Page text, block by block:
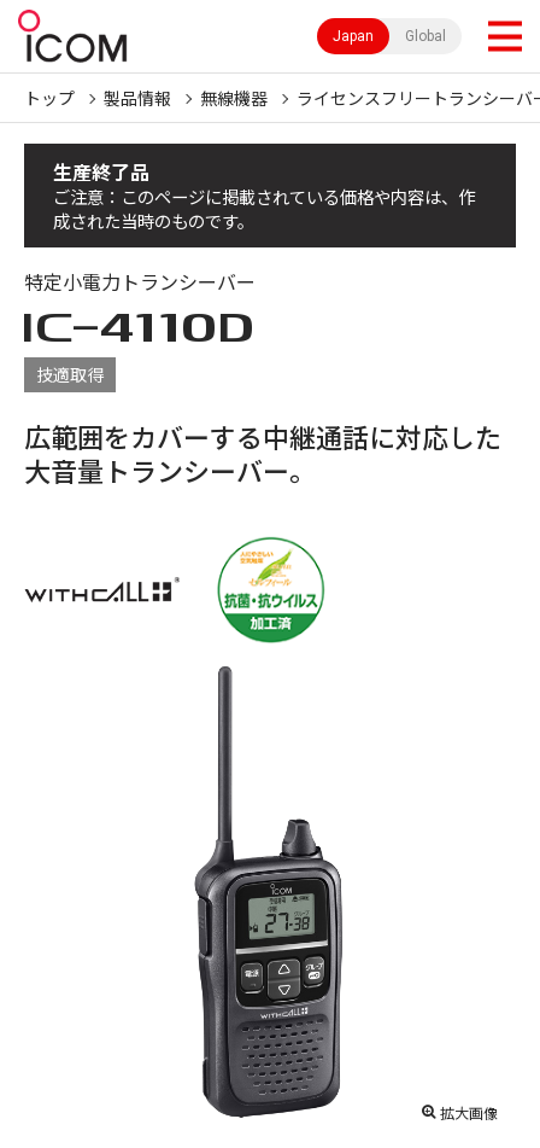
Japan Global
トップ 製品情報 無線機器 ライセンスフリートランシーバ
生産終了品
ご注意：このページに掲載されている価格や内容は、作
成された当時のものです。
特定小電力トランシーバー
IC-4110D
技適取得
広範囲をカバーする中継通話に対応した
大音量トランシーバー。
拡大画像